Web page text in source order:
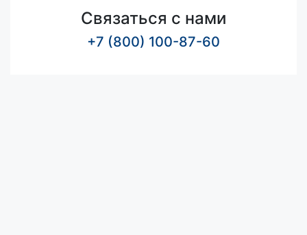
Связаться с нами
+7 (800) 100-87-60